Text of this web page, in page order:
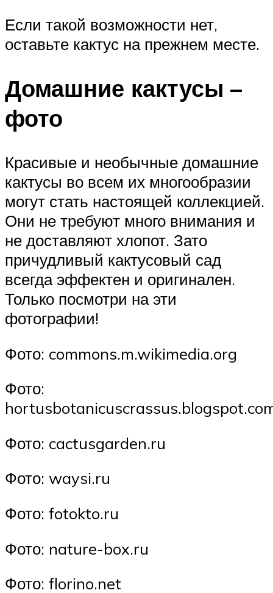
Если такой возможности нет,
оставьте кактус на прежнем месте.
Домашние кактусы –
фото
Красивые и необычные домашние
кактусы во всем их многообразии
могут стать настоящей коллекцией.
Они не требуют много внимания и
не доставляют хлопот. Зато
причудливый кактусовый сад
всегда эффектен и оригинален.
Только посмотри на эти
фотографии!
Фото: commons.m.wikimedia.org
Фото:
Фото: cactusgarden.ru
Фото: waysi.ru
Фото: fotokto.ru
Фото: nature-box.ru
Фото: florino.net